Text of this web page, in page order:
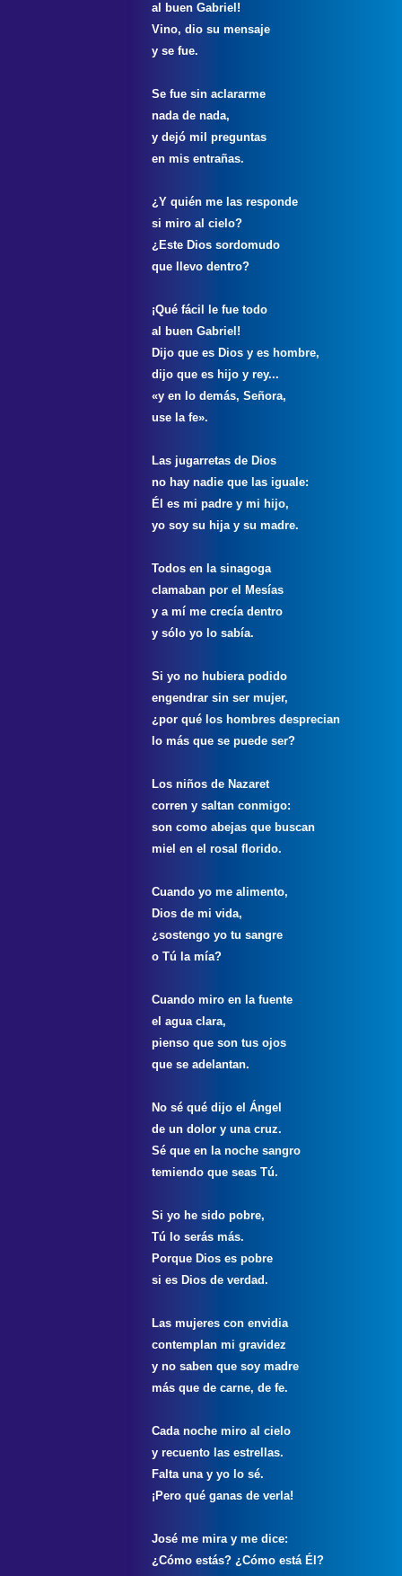
al buen Gabriel!
Vino, dio su mensaje
y se fue.
Se fue sin aclararme
nada de nada,
y dejó mil preguntas
en mis entrañas.
¿Y quién me las responde
si miro al cielo?
¿Este Dios sordomudo
que llevo dentro?
¡Qué fácil le fue todo
al buen Gabriel!
Dijo que es Dios y es hombre,
dijo que es hijo y rey...
«y en lo demás, Señora,
use la fe».
Las jugarretas de Dios
no hay nadie que las iguale:
Él es mi padre y mi hijo,
yo soy su hija y su madre.
Todos en la sinagoga
clamaban por el Mesías
y a mí me crecía dentro
y sólo yo lo sabía.
Si yo no hubiera podido
engendrar sin ser mujer,
¿por qué los hombres desprecian
lo más que se puede ser?
Los niños de Nazaret
corren y saltan conmigo:
son como abejas que buscan
miel en el rosal florido.
Cuando yo me alimento,
Dios de mi vida,
¿sostengo yo tu sangre
o Tú la mía?
Cuando miro en la fuente
el agua clara,
pienso que son tus ojos
que se adelantan.
No sé qué dijo el Ángel
de un dolor y una cruz.
Sé que en la noche sangro
temiendo que seas Tú.
Si yo he sido pobre,
Tú lo serás más.
Porque Dios es pobre
si es Dios de verdad.
Las mujeres con envidia
contemplan mi gravidez
y no saben que soy madre
más que de carne, de fe.
Cada noche miro al cielo
y recuento las estrellas.
Falta una y yo lo sé.
¡Pero qué ganas de verla!
José me mira y me dice:
¿Cómo estás? ¿Cómo está Él?